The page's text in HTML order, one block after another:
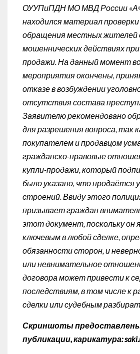
ОУУПиПДН МО МВД России
находился материал
обращения местных жителей
мошеннических действиях при
продажи. На данный момент
мероприятия окончены,
отказе в возбуждении
отсутствия состава
Заявителю рекомендовано
для разрешения вопроса, так
покупателем и продавцом
гражданско-правовые
купли-продажи, который
было указано, что продаётся
строений. Ввиду этого
призывает граждан
этот документ, поскольку он
ключевым в любой сделке,
обязанности сторон, и
или невнимательное
договора может привести к
последствиям, в том числе к
сделки или судебным
Скриншоты
публикации, карикатура: